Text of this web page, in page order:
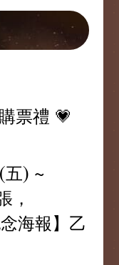
票禮 💗
五) ~
，
海報】乙